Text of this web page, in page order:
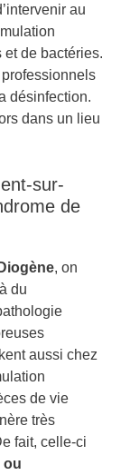
au
et de bactéries.
désinfection.
dans un lieu
sur-
de
, on
du
aussi chez
de vie
très
fait, celle-ci
ou